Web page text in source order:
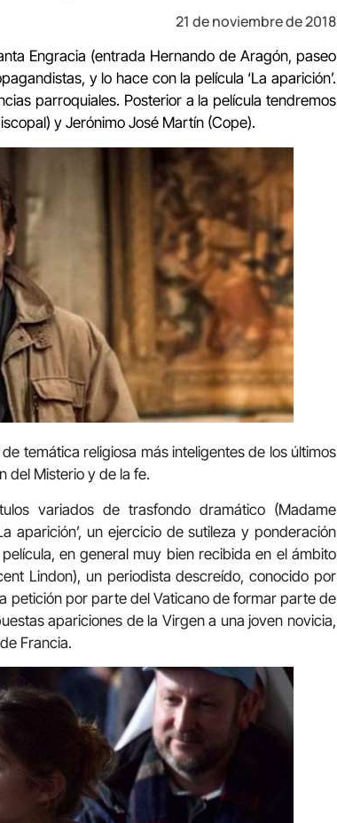
21 de noviembre de 2018
Engracia (entrada Hernando de Aragón, paseo
y lo hace con la película ‘La aparición’.
parroquiales. Posterior a la película tendremos
y Jerónimo José Martín (Cope).
temática religiosa más inteligentes de los últimos
del Misterio y de la fe.
variados de trasfondo dramático (Madame
aparición’, un ejercicio de sutileza y ponderación
en general muy bien recibida en el ámbito
Lindon), un periodista descreído, conocido por
petición por parte del Vaticano de formar parte de
apariciones de la Virgen a una joven novicia,
Francia.